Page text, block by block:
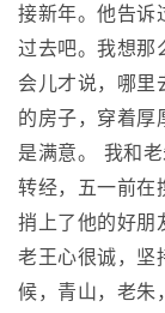
接新年。他告诉
过去吧。我想那
会儿才说，哪里
的房子，穿着厚
是满意。 我和
转经，五一前在
捎上了他的好朋
老王心很诚，坚
候，青山，老朱